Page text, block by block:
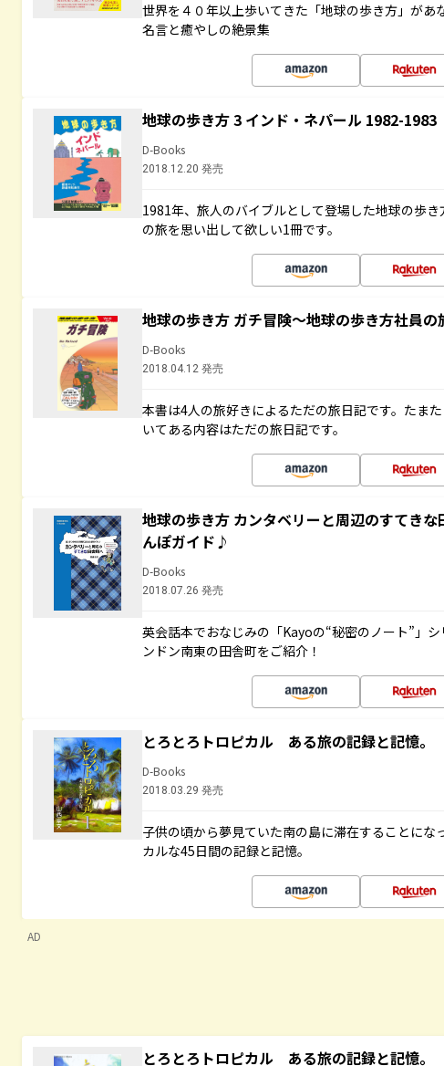
世界を４０年以上歩いてきた「地球の歩き方」が
名言と癒やしの絶景集
地球の歩き方 3 インド・ネパール 1982-1983
D-Books
2018.12.20 発売
1981年、旅人のバイブルとして登場した地球の歩
の旅を思い出して欲しい1冊です。
地球の歩き方 ガチ冒険～地球の歩き方社員の
D-Books
2018.04.12 発売
本書は4人の旅好きによるただの旅日記です。たま
いてある内容はただの旅日記です。
地球の歩き方 カンタベリーと周辺のすてき
んぽガイド♪
D-Books
2018.07.26 発売
英会話本でおなじみの「Kayoの“秘密のノート”」
ンドン南東の田舎町をご紹介！
とろとろトロピカル ある旅の記録と記憶
D-Books
2018.03.29 発売
子供の頃から夢見ていた南の島に滞在することに
カルな45日間の記録と記憶。
AD
とろとろトロピカル ある旅の記録と記憶